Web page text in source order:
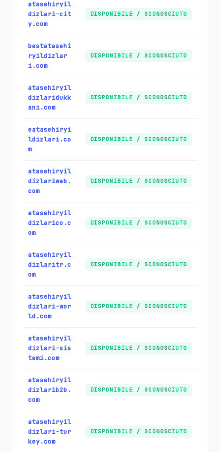
atasehiryil
dizlari-cit
y.com
DISPONIBILE / SCONOSCIUTO
bestatasehi
ryildizlar
i.com
DISPONIBILE / SCONOSCIUTO
atasehiryil
dizlaridukk
ani.com
DISPONIBILE / SCONOSCIUTO
eatasehiryi
ldizlari.co
m
DISPONIBILE / SCONOSCIUTO
atasehiryil
dizlariweb.
com
DISPONIBILE / SCONOSCIUTO
atasehiryil
dizlarico.c
om
DISPONIBILE / SCONOSCIUTO
atasehiryil
dizlaritr.c
om
DISPONIBILE / SCONOSCIUTO
atasehiryil
dizlari-wor
ld.com
DISPONIBILE / SCONOSCIUTO
atasehiryil
dizlari-sis
temi.com
DISPONIBILE / SCONOSCIUTO
atasehiryil
dizlarib2b.
com
DISPONIBILE / SCONOSCIUTO
atasehiryil
dizlari-tur
key.com
DISPONIBILE / SCONOSCIUTO